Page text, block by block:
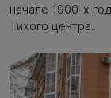
начале 1900-х
Тихого центра.